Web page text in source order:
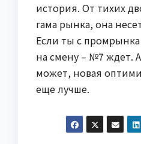
история. От тихих
гама рынка, она
Если ты с
на смену – №7 ждет. А
может, новая
еще лучше.